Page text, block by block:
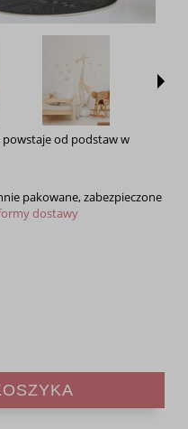
powstaje od podstaw w
pakowane, zabezpieczone
dostawy